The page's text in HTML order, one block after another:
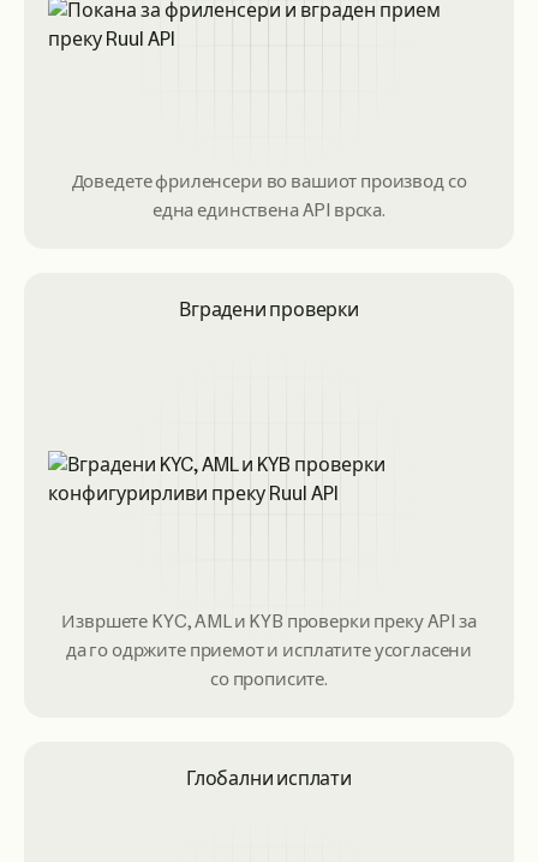
Доведете фриленсери во вашиот производ со
една единствена API врска.
Вградени проверки
Извршете KYC, AML и KYB проверки преку API за
да го одржите приемот и исплатите усогласени
со прописите.
Глобални исплати